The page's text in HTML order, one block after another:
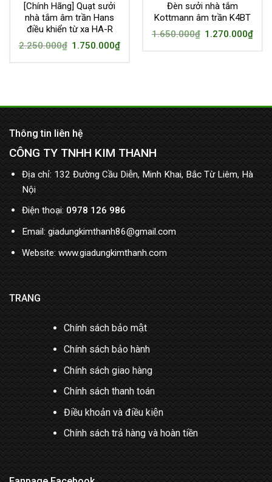
[Chính Hãng] Quạt sưởi
nhà tắm âm trần Hans
điều khiển từ xa HA-R
2.250.000₫ 1.750.000₫
Đèn sưởi nhà tắm
Kottmann âm trần K4BT
1.650.000₫ 1.270.000₫
Thông tin liên hệ
CÔNG TY TNHH KIM THANH
Địa chỉ: 132 Đường Cầu Diễn, Minh Khai, Bắc Từ Liêm, Hà
Nội
Điện thoại:0978 126 986
Email: giadungkimthanh86@gmail.com
Website: www.giadungkimthanh.com
TRANG
Chính sách bảo mật
Chính sách bảo hành
Chính sách giao hàng
Chính sách thanh toán
Điều khoản và điều kiện
Chính sách trả hàng và hoàn tiền